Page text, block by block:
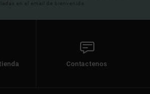
en el email de bienvenida
Contactenos